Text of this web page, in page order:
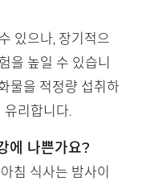
있으나, 장기적으
을 높일 수 있습니
물을 적정량 섭취하
유리합니다.
에 나쁜가요?
침 식사는 밤사이